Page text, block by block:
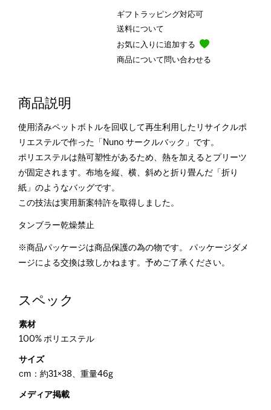
ギフトラッピング対応可
送料について
お気に入りに追加する
商品について問い合わせる
商品説明
使用済みペットボトルを回収して再生利用したリサイクルポ
リエステルで作った「Nuno サークルバック」です。
ポリエステルは熱可塑性があるため、熱を加えるとプリーツ
が固定されます。布地を縦、横、斜めと折り畳んだ「折り
紙」のようなバッグです。
この技法は実用新案特許を取得しました。
タンブラー乾燥禁止
※商品パッケージは商品保護の為の物です。 パッケージダメ
ージによる交換は致しかねます。予めご了承ください。
スペック
素材
100% ポリエステル
サイズ
cm：約31×38、重量46g
メディア掲載